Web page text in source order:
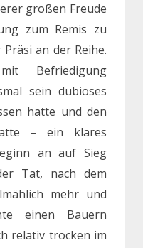
großen Freude
zum Remis zu
an der Reihe.
Befriedigung
sein dubioses
hatte und den
– ein klares
an auf Sieg
Tat, nach dem
mehr und
einen Bauern
relativ trocken im